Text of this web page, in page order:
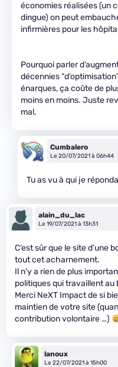
économies réalisées (un
dingue) on peut
infirmières pour les
Pourquoi parler
décennies
énarques, ça coûte de
moins en moins. Juste
mal.
Cumbalero
Le 20/07/2021 à 06h44
Tu as vu à qui je
alain_du_lac
Le 19/07/2021 à 13h31
C’est sûr que le site d’une
tout cet acharnement.
Il n’y a rien de plus
politiques qui travaillent
Merci NeXT Impact de si
maintien de votre site
contribution volontaire …)
lanoux
Le 22/07/2021 à 15h00